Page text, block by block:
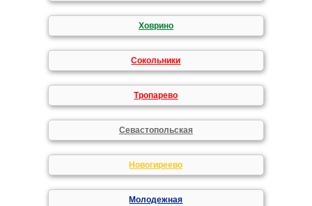
Ховрино
Сокольники
Тропарево
Севастопольская
Новогиреево
Молодежная